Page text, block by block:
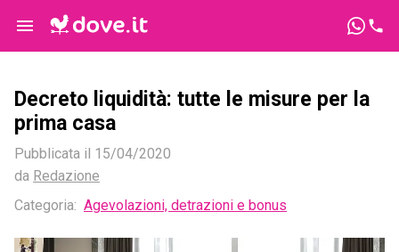
Decreto liquidità: tutte le misure per la
prima casa
Pubblicata il 15/04/2020
da Redazione
Categoria: Agevolazioni, detrazioni e bonus